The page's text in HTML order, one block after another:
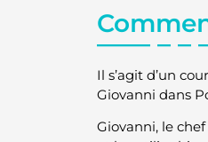
Il s’agit d’un
Giovanni dans
Giovanni, le